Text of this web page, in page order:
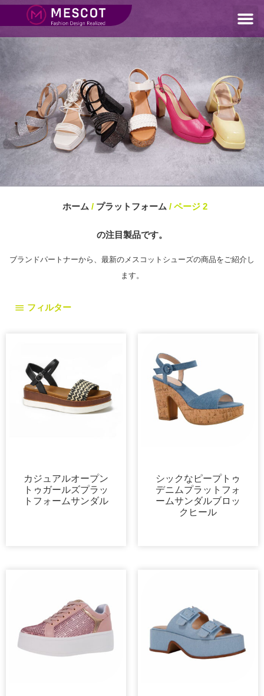
ホーム / プラットフォーム / ページ 2
の注目製品です。
ブランドパートナーから、最新のメスコットシューズの商品をご紹介し
ます。
フィルター
カジュアルオープン
トゥガールズプラッ
トフォームサンダル
シックなピープトゥ
デニムプラットフォ
ームサンダルブロッ
クヒール